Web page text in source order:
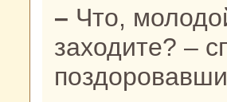
– Что, молодой паренек, почему не
заходите? –